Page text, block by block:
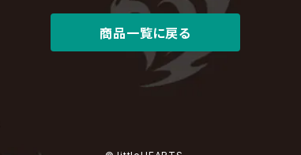
商品一覧に戻る